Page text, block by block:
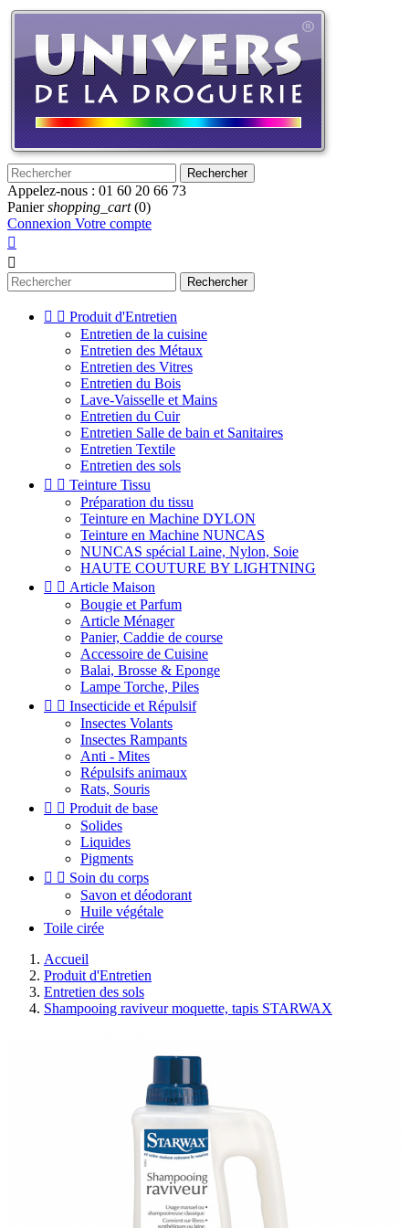
Rechercher
Appelez-nous : 01 60 20 66 73
Panier shopping_cart (0)
Connexion Votre compte


Rechercher
  Produit d'Entretien
Entretien de la cuisine
Entretien des Métaux
Entretien des Vitres
Entretien du Bois
Lave-Vaisselle et Mains
Entretien du Cuir
Entretien Salle de bain et Sanitaires
Entretien Textile
Entretien des sols
  Teinture Tissu
Préparation du tissu
Teinture en Machine DYLON
Teinture en Machine NUNCAS
NUNCAS spécial Laine, Nylon, Soie
HAUTE COUTURE BY LIGHTNING
  Article Maison
Bougie et Parfum
Article Ménager
Panier, Caddie de course
Accessoire de Cuisine
Balai, Brosse & Eponge
Lampe Torche, Piles
  Insecticide et Répulsif
Insectes Volants
Insectes Rampants
Anti - Mites
Répulsifs animaux
Rats, Souris
  Produit de base
Solides
Liquides
Pigments
  Soin du corps
Savon et déodorant
Huile végétale
Toile cirée
Accueil
Produit d'Entretien
Entretien des sols
Shampooing raviveur moquette, tapis STARWAX